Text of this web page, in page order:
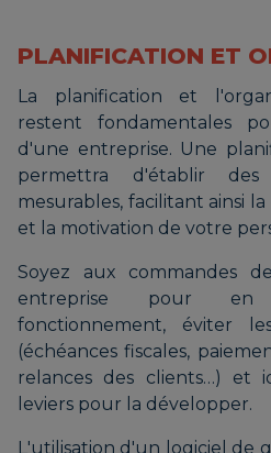
PLANIFICATION ET
La planification et
restent fondamentales
d'une entreprise. Une
permettra d'établir
mesurables, facilitant ainsi
et la motivation de votre
Soyez aux commandes
entreprise pour en
fonctionnement, éviter
(échéances fiscales,
relances des clients…) et
leviers pour la développer.
L'utilisation d'un logiciel de